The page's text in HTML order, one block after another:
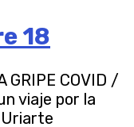
18
GRIPE COVID /
viaje por la